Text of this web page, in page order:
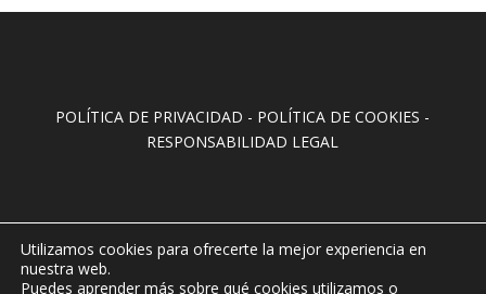
POLÍTICA DE PRIVACIDAD - POLÍTICA DE COOKIES -
RESPONSABILIDAD LEGAL
Utilizamos cookies para ofrecerte la mejor experiencia en
nuestra web.
Puedes aprender más sobre qué cookies utilizamos o